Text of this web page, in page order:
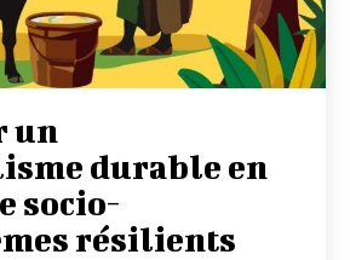
un
durable en
socio-
résilients